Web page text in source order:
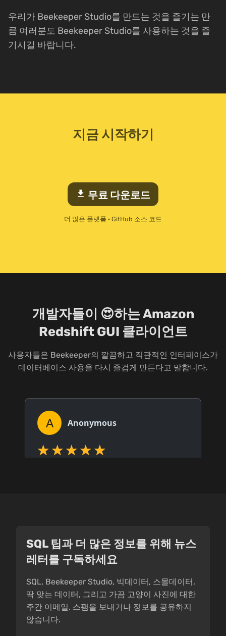
우리가 Beekeeper Studio를 만드는 것을 즐기는 만
큼 여러분도 Beekeeper Studio를 사용하는 것을 즐
기시길 바랍니다.
지금 시작하기
download 무료 다운로드
더 많은 플랫폼 · GitHub 소스 코드
개발자들이 😍하는 Amazon
Redshift GUI 클라이언트
사용자들은 Beekeeper의 깔끔하고 직관적인 인터페이스가
데이터베이스 사용을 다시 즐겁게 만든다고 말합니다.
SQL 팁과 더 많은 정보를 위해 뉴스
레터를 구독하세요
SQL, Beekeeper Studio, 빅데이터, 스몰데이터,
딱 맞는 데이터, 그리고 가끔 고양이 사진에 대한
주간 이메일. 스팸을 보내거나 정보를 공유하지
않습니다.